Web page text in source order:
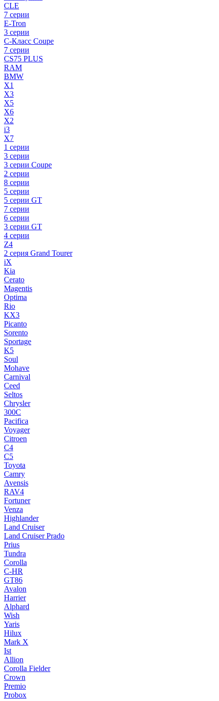
CLE
7 серии
E-Tron
3 серии
C-Класс Coupe
7 серии
CS75 PLUS
RAM
BMW
X1
X3
X5
X6
X2
i3
X7
1 серии
3 серии
3 серии Coupe
2 серии
8 серии
5 серии
5 серии GT
7 серии
6 серии
3 серии GT
4 серии
Z4
2 серия Grand Tourer
iX
Kia
Cerato
Magentis
Optima
Rio
KX3
Picanto
Sorento
Sportage
K5
Soul
Mohave
Carnival
Ceed
Seltos
Chrysler
300C
Pacifica
Voyager
Citroen
C4
C5
Toyota
Camry
Avensis
RAV4
Fortuner
Venza
Highlander
Land Cruiser
Land Cruiser Prado
Prius
Tundra
Corolla
C-HR
GT86
Avalon
Harrier
Alphard
Wish
Yaris
Hilux
Mark X
Ist
Allion
Corolla Fielder
Crown
Premio
Probox